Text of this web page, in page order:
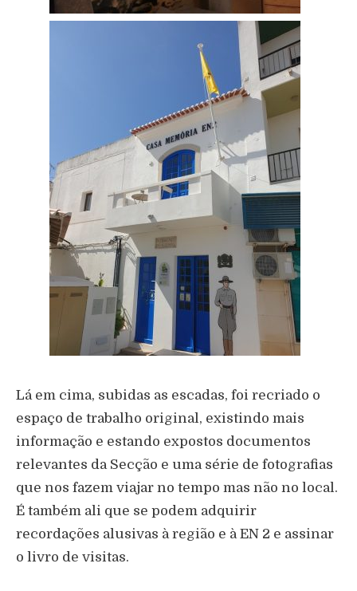
Lá em cima, subidas as escadas, foi recriado o
espaço de trabalho original, existindo mais
informação e estando expostos documentos
relevantes da Secção e uma série de fotografias
que nos fazem viajar no tempo mas não no local.
É também ali que se podem adquirir
recordações alusivas à região e à EN 2 e assinar
o livro de visitas.